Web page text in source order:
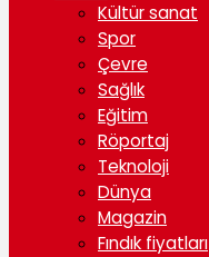
Kültür sanat
Spor
Çevre
Sağlık
Eğitim
Röportaj
Teknoloji
Dünya
Magazin
Fındık fiyatları